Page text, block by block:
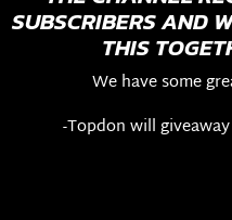
SUBSCRIBERS AND
THIS
We have some
-Topdon will